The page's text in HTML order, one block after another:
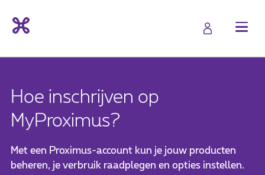
Hoe inschrijven op
MyProximus?
Met een Proximus-account kun je jouw producten
beheren, je verbruik raadplegen en opties instellen.